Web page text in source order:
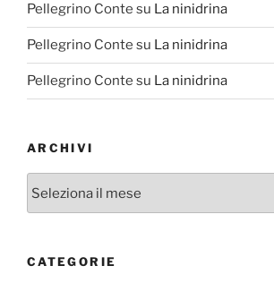
Pellegrino Conte su La ninidrina
Pellegrino Conte su La ninidrina
Pellegrino Conte su La ninidrina
ARCHIVI
CATEGORIE